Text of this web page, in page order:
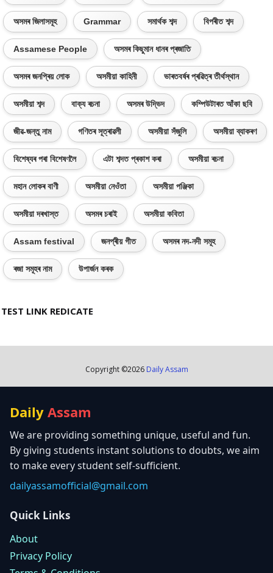
অসমৰ জিলাসমূহ Grammar সমাৰ্থক শব্দ বিপৰীত শব্দ
Assamese People অসমৰ কিছুমান ধানৰ প্ৰজাতি
অসমৰ জনপ্ৰিয় লোক অসমীয়া কাহিনী ভাৰতবৰ্ষৰ প্ৰৱিত্ৰ তীৰ্থস্থান
অসমীয়া শব্দ বাক্য ৰচনা অসমৰ উদ্ভিদ কম্পিউটাৰত আঁকা ছবি
জীৱ-জন্তু নাম গণিতৰ সূত্ৰাৱলী অসমীয়া সঁজুলি অসমীয়া ব্যাকৰণ
বিশেষ্যৰ পৰা বিশেষণলৈ এটা শব্দত প্ৰকাশ কৰা অসমীয়া ৰচনা
মহান লোকৰ বাণী অসমীয়া নেওঁতা অসমীয়া পঞ্জিকা
অসমীয়া দৰখাস্ত অসমৰ চৰাই অসমীয়া কবিতা
Assam festival জনপ্ৰীয় গীত অসমৰ নদ-নদী সমূহ
ৰজা সমূহৰ নাম উপাৰ্জন কৰক
TEST LINK REDICATE
Copyright ©2026 Daily Assam
Daily Assam
We are providing something unique, useful and fun.
By giving students instant solutions to doubts, we aim
to make every student self-sufficient.
dailyassamofficial@gmail.com
Quick Links
About
Privacy Policy